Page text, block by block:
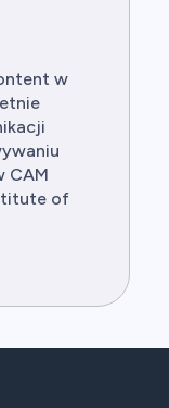
w
CAM
of